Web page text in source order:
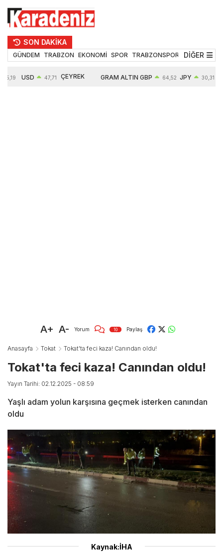
SON DAKİKA
GÜNDEM TRABZON EKONOMİ SPOR TRABZONSPOR TEKNOLOJİ
DİĞER
55,19 USD 47,71 ÇEYREK GRAM ALTIN GBP 64,52 JPY 30,31
A+ A- Yorum 10 Paylaş
Anasayfa Tokat Tokat'ta feci kaza! Canından oldu!
Tokat'ta feci kaza! Canından oldu!
Yayın Tarihi: 02.12.2025 - 08:59
Yaşlı adam yolun karşısına geçmek isterken canından
oldu
Kaynak:İHA